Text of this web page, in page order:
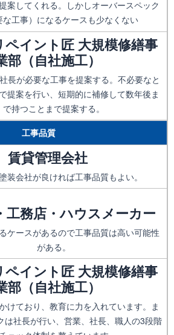
案してくれる。しかしオーバースペック
な工事）になるケースも少なくない
ペイント匠 大規模修繕事
部（自社施工）
長が必要な工事を提案する。不必要なと
提案を行い、短期的に補修して数年後ま
で持つことまで提案する。
工事品質
賃貸管理会社
装会社が良ければ工事品質もよい。
工務店・ハウスメーカー
ケースがあるので工事品質は高い可能性
がある。
ペイント匠 大規模修繕事
部（自社施工）
けており、教育に力を入れています。ま
は社長が行い、営業、社長、職人の3段階